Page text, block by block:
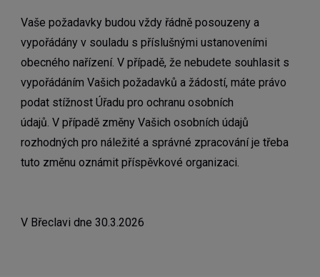
Vaše požadavky budou vždy řádně posouzeny a
vypořádány v souladu s příslušnými ustanoveními
obecného nařízení. V případě, že nebudete souhlasit s
vypořádáním Vašich požadavků a žádostí, máte právo
podat stížnost Úřadu pro ochranu osobních
údajů. V případě změny Vašich osobních údajů
rozhodných pro náležité a správné zpracování je třeba
tuto změnu oznámit příspěvkové organizaci.
V Břeclavi dne 30.3.2026